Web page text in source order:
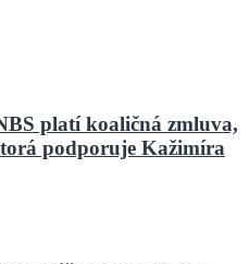
platí koaličná zmluva,
podporuje Kažimíra